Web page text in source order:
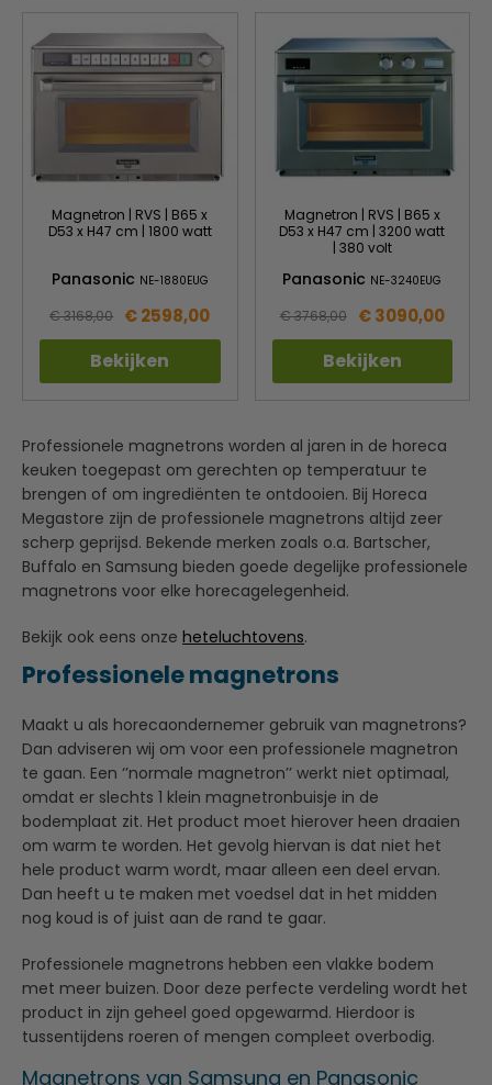
Magnetron | RVS | B65 x
D53 x H47 cm | 1800 watt
Panasonic NE-1880EUG
€ 3168,00 € 2598,00
Bekijken
Magnetron | RVS | B65 x
D53 x H47 cm | 3200 watt
| 380 volt
Panasonic NE-3240EUG
€ 3768,00 € 3090,00
Bekijken
Professionele magnetrons worden al jaren in de horeca
keuken toegepast om gerechten op temperatuur te
brengen of om ingrediënten te ontdooien. Bij Horeca
Megastore zijn de professionele magnetrons altijd zeer
scherp geprijsd. Bekende merken zoals o.a. Bartscher,
Buffalo en Samsung bieden goede degelijke professionele
magnetrons voor elke horecagelegenheid.
Bekijk ook eens onze heteluchtovens.
Professionele magnetrons
Maakt u als horecaondernemer gebruik van magnetrons?
Dan adviseren wij om voor een professionele magnetron
te gaan. Een ‘’normale magnetron’’ werkt niet optimaal,
omdat er slechts 1 klein magnetronbuisje in de
bodemplaat zit. Het product moet hierover heen draaien
om warm te worden. Het gevolg hiervan is dat niet het
hele product warm wordt, maar alleen een deel ervan.
Dan heeft u te maken met voedsel dat in het midden
nog koud is of juist aan de rand te gaar.
Professionele magnetrons hebben een vlakke bodem
met meer buizen. Door deze perfecte verdeling wordt het
product in zijn geheel goed opgewarmd. Hierdoor is
tussentijdens roeren of mengen compleet overbodig.
Magnetrons van Samsung en Panasonic